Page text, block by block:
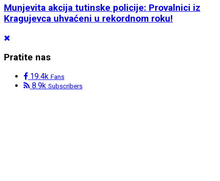
Munjevita akcija tutinske policije: Provalnici iz
Kragujevca uhvaćeni u rekordnom roku!
Pratite nas
19.4k Fans
8.9k Subscribers